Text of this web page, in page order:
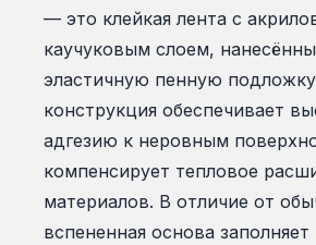
— это клейкая лента с
каучуковым слоем,
эластичную пенную
конструкция обеспечивает
адгезию к неровным
компенсирует тепловое
материалов. В отличие от
вспененная основа заполняет